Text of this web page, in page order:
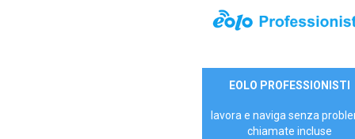
35,00 €/mese
EOLO PROFESSIONISTI
lavora e naviga senza
chiamate incluse